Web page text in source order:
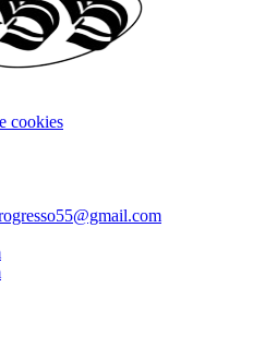
cookies